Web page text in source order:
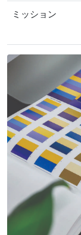
ミッション